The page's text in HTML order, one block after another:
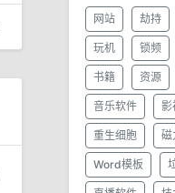
网站 劫持
玩机 锁频
书籍 资源
音乐软件 影
重生细胞 磁
Word模板